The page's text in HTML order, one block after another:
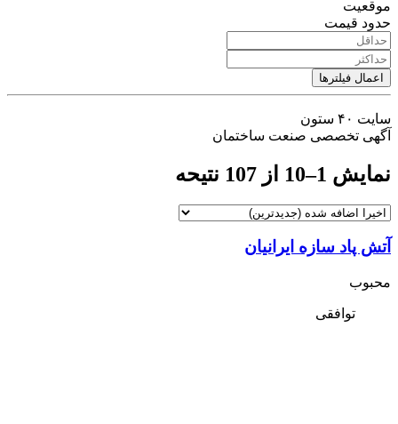
موقعیت
حدود قیمت
اعمال فیلترها
سایت ۴۰ ستون
آگهی تخصصی صنعت ساختمان
نمایش 1–10 از 107 نتیحه
آتش پاد سازه ایرانیان
محبوب
توافقی